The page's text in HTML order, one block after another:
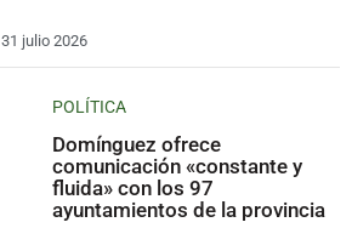
31 julio 2026
POLÍTICA
Domínguez ofrece
comunicación «constante y
fluida» con los 97
ayuntamientos de la provincia